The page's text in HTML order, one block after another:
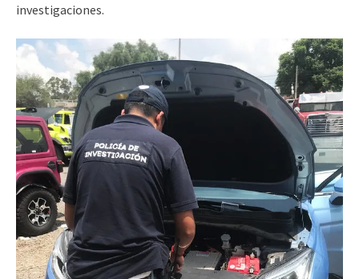
investigaciones.